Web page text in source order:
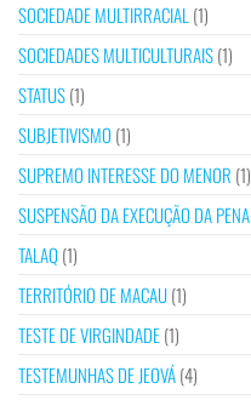
SOCIEDADE MULTIRRACIAL (1)
SOCIEDADES MULTICULTURAIS(1)
STATUS(1)
SUBJETIVISMO (1)
SUPREMO INTERESSE DO MENOR (1)
SUSPENSÃO DA EXECUÇÃO DA PENA
TALAQ(1)
TERRITÓRIO DE MACAU(1)
TESTE DE VIRGINDADE(1)
TESTEMUNHAS DE JEOVÁ(4)